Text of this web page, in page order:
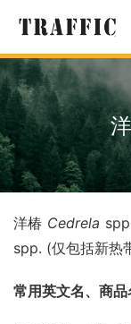
洋椿 Cedrela
spp. (仅包括新热
常用英文名、商品